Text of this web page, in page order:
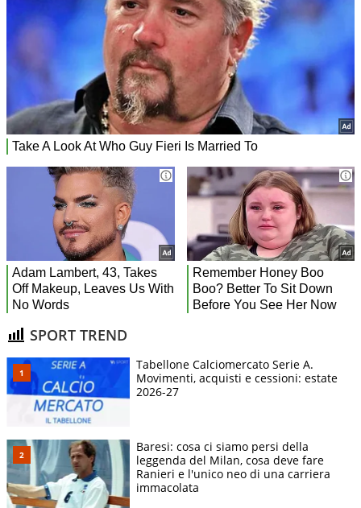
SPORT TREND
Tabellone Calciomercato Serie A.
Movimenti, acquisti e cessioni: estate
2026-27
Baresi: cosa ci siamo persi della
leggenda del Milan, cosa deve fare
Ranieri e l'unico neo di una carriera
immacolata